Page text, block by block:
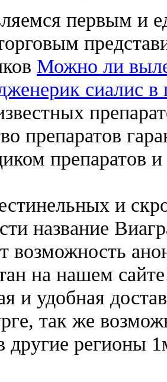
первым и
Можно ли
сиалис в
препаратов
препаратов
и
название
возможность
на нашем
и удобная
так же
другие регионы